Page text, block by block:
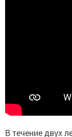
В течение двух